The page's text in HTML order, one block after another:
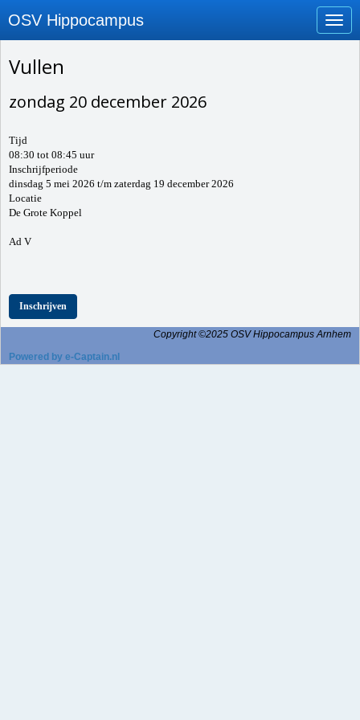
OSV Hippocampus
Vullen
zondag 20 december 2026
Tijd
08:30 tot 08:45 uur
Inschrijfperiode
dinsdag 5 mei 2026 t/m zaterdag 19 december 2026
Locatie
De Grote Koppel
Ad V
Inschrijven
Copyright ©2025 OSV Hippocampus Arnhem
Powered by e-Captain.nl